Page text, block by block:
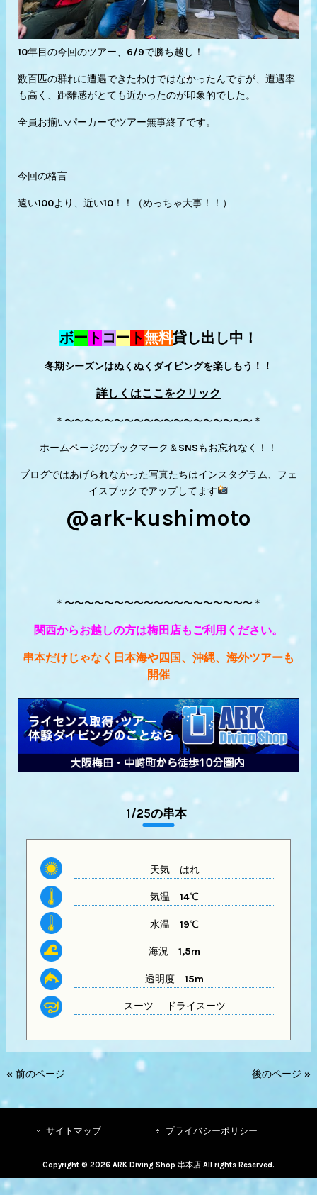
10年目の今回のツアー、6/9で勝ち越し！
数百匹の群れに遭遇できたわけではなかったんですが、遭遇率
も高く、距離感がとても近かったのが印象的でした。
全員お揃いパーカーでツアー無事終了です。
今回の格言
遠い100より、近い10！！（めっちゃ大事！！）
ボー ト コー ト無料貸し出し中！
冬期シーズンはぬくぬくダイビングを楽しもう！！
詳しくはここをクリック
＊〜〜〜〜〜〜〜〜〜〜〜〜〜〜〜〜〜〜〜＊
ホームページのブックマーク＆SNSもお忘れなく！！
ブログではあげられなかった写真たちはインスタグラム、フェ
イスブックでアップしてます
@ark-kushimoto
＊〜〜〜〜〜〜〜〜〜〜〜〜〜〜〜〜〜〜〜＊
関西からお越しの方は梅田店もご利用ください。
串本だけじゃなく日本海や四国、沖縄、海外ツアーも
開催
1/25の串本
天気はれ
気温 14℃
水温 19℃
海況 1,5m
透明度 15m
スーツ ドライスーツ
« 前のページ 後のページ »
サイトマップ プライバシーポリシー
Copyright © 2026 ARK Diving Shop 串本店 All rights Reserved.